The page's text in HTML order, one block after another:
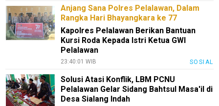
Anjang Sana Polres Pelalawan, Dalam
Rangka Hari Bhayangkara ke 77
Kapolres Pelalawan Berikan Bantuan
Kursi Roda Kepada Istri Ketua GWI
Pelalawan
23:40:01 WIB SOSIAL
Solusi Atasi Konflik, LBM PCNU
Pelalawan Gelar Sidang Bahtsul Masa'il di
Desa Sialang Indah
Karir
pendidikan
Kode
KEJ
Disclaimer